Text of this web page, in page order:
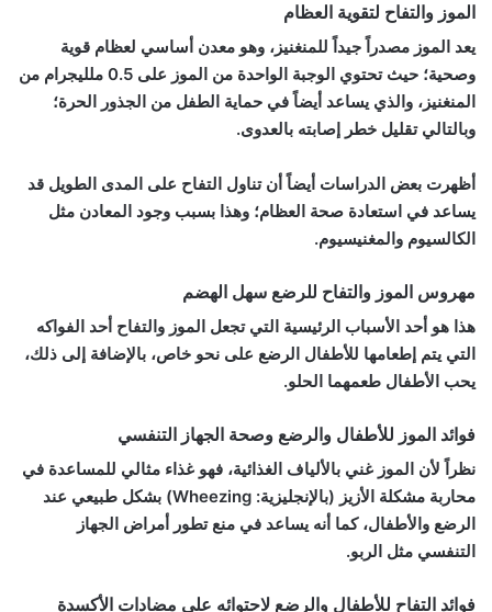
الموز والتفاح لتقوية العظام
يعد الموز مصدراً جيداً للمنغنيز، وهو معدن أساسي لعظام قوية
وصحية؛ حيث تحتوي الوجبة الواحدة من الموز على 0.5 ملليجرام من
المنغنيز، والذي يساعد أيضاً في حماية الطفل من الجذور الحرة؛
وبالتالي تقليل خطر إصابته بالعدوى.
أظهرت بعض الدراسات أيضاً أن تناول التفاح على المدى الطويل قد
يساعد في استعادة صحة العظام؛ وهذا بسبب وجود المعادن مثل
الكالسيوم والمغنيسيوم.
مهروس الموز والتفاح للرضع سهل الهضم
هذا هو أحد الأسباب الرئيسية التي تجعل الموز والتفاح أحد الفواكه
التي يتم إطعامها للأطفال الرضع على نحو خاص، بالإضافة إلى ذلك،
يحب الأطفال طعمهما الحلو.
فوائد الموز للأطفال والرضع وصحة الجهاز التنفسي
نظراً لأن الموز غني بالألياف الغذائية، فهو غذاء مثالي للمساعدة في
محاربة مشكلة الأزيز (بالإنجليزية: Wheezing) بشكل طبيعي عند
الرضع والأطفال، كما أنه يساعد في منع تطور أمراض الجهاز
التنفسي مثل الربو.
فوائد التفاح للأطفال والرضع لاحتوائه على مضادات الأكسدة